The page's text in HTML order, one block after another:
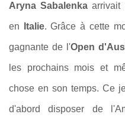
Aryna Sabalenka arrivait
en Italie. Grâce à cette
gagnante de l'Open
les prochains mois et
chose en son temps. Ce
d'abord disposer de